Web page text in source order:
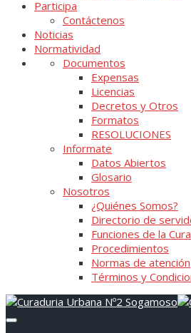
Participa
Contáctenos
Noticias
Normatividad
Documentos
Expensas
Licencias
Decretos y Otros
Formatos
RESOLUCIONES
Informate
Datos Abiertos
Glosario
Nosotros
¿Quiénes Somos?
Directorio de
Funciones de la
Procedimientos
Normas de atención
Términos y